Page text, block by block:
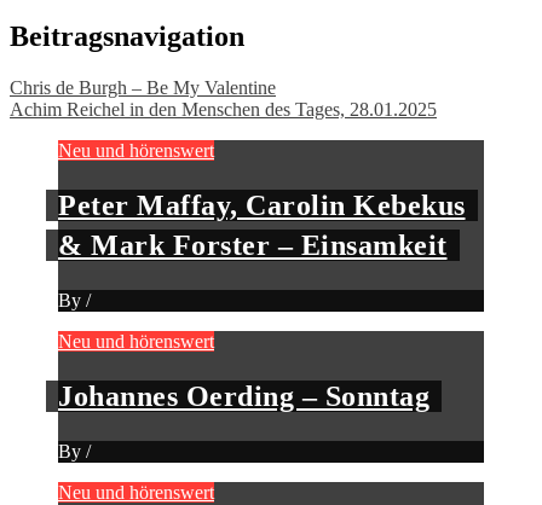
Beitragsnavigation
Chris de Burgh – Be My Valentine
Achim Reichel in den Menschen des Tages, 28.01.2025
Neu und hörenswert
Peter Maffay, Carolin Kebekus
& Mark Forster – Einsamkeit
By /
Neu und hörenswert
Johannes Oerding – Sonntag
By /
Neu und hörenswert